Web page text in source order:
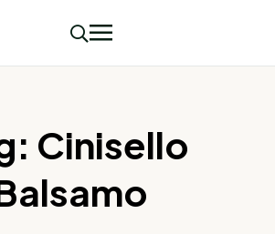
Cinisello